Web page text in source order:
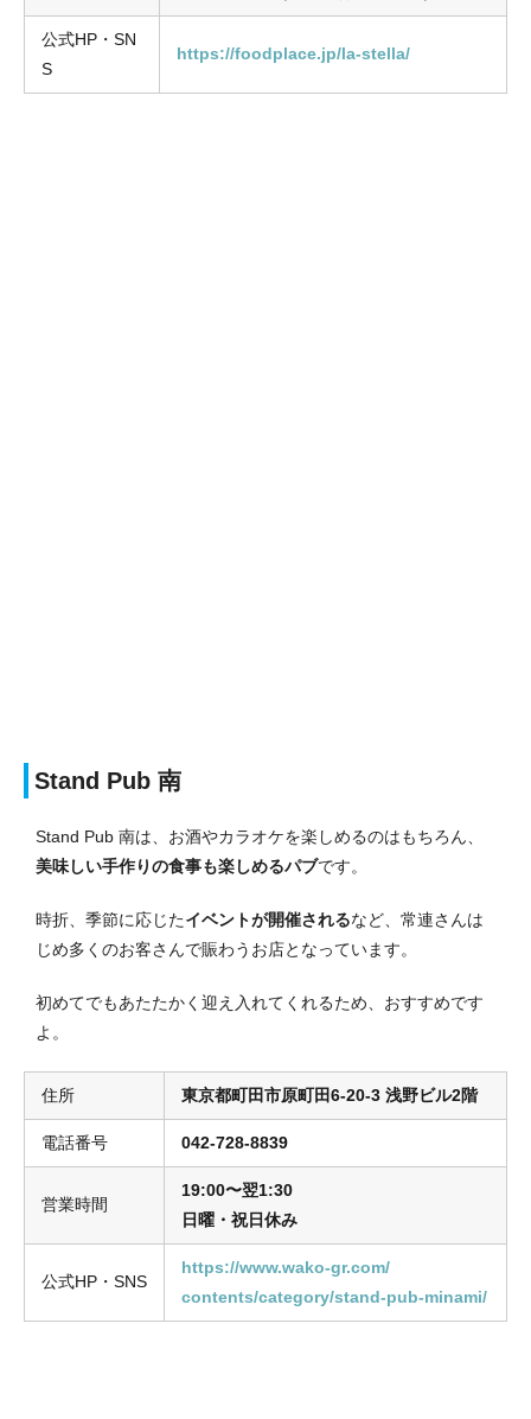
公式HP・SN
S
https://foodplace.jp/la-stella/
Stand Pub 南
Stand Pub 南は、お酒やカラオケを楽しめるのはもちろん、
美味しい手作りの食事も楽しめるパブです。
時折、季節に応じたイベントが開催されるなど、常連さんは
じめ多くのお客さんで賑わうお店となっています。
初めてでもあたたかく迎え入れてくれるため、おすすめです
よ。
住所 東京都町田市原町田6-20-3 浅野ビル2階
電話番号 042-728-8839
営業時間
19:00〜翌1:30
日曜・祝日休み
公式HP・SNS
https://www.wako-gr.com/
contents/category/stand-pub-minami/